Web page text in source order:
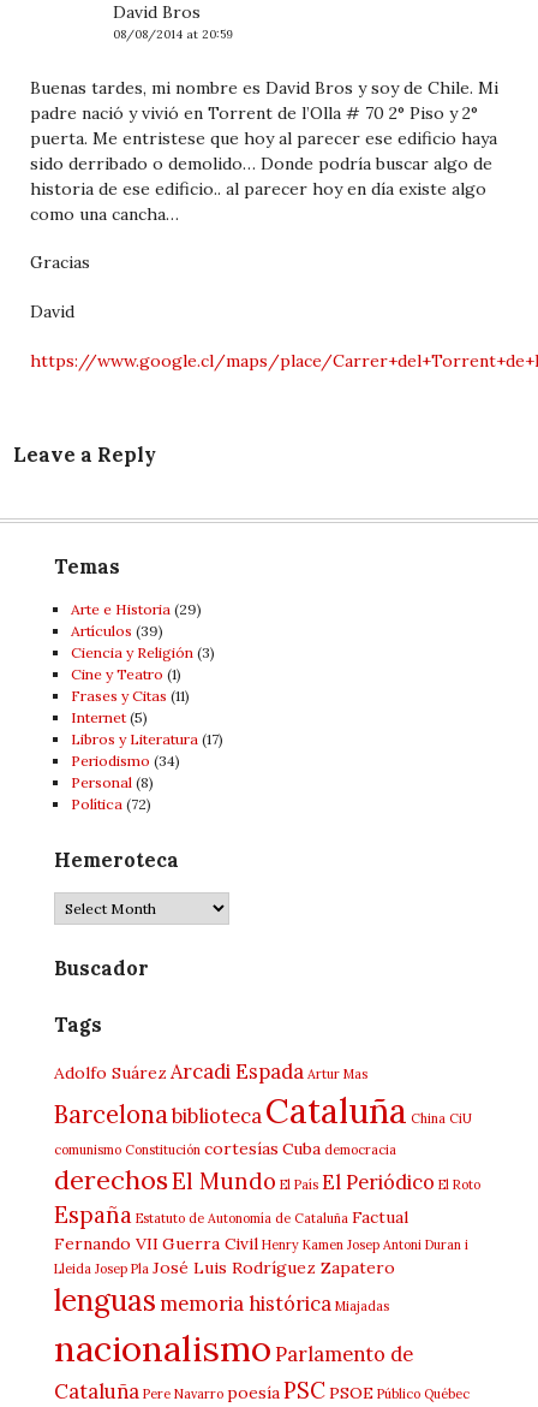
David Bros
08/08/2014 at 20:59
Buenas tardes, mi nombre es David Bros y soy de Chile. Mi
padre nació y vivió en Torrent de l’Olla # 70 2° Piso y 2°
puerta. Me entristese que hoy al parecer ese edificio haya
sido derribado o demolido… Donde podría buscar algo de
historia de ese edificio.. al parecer hoy en día existe algo
como una cancha…
Gracias
David
https://www.google.cl/maps/place/
Leave a Reply
Temas
Arte e Historia(29)
Artí­culos (39)
Ciencia y Religión(3)
Cine y Teatro (1)
Frases y Citas (11)
Internet(5)
Libros y Literatura(17)
Periodismo (34)
Personal(8)
Política(72)
Hemeroteca
Buscador
Tags
Adolfo Suárez Arcadi Espada Artur Mas
Barcelonabiblioteca Cataluña China CiU
comunismo Constitución cortesías Cuba democracia
derechosEl Mundo El País El Periódico El Roto
España Estatuto de Autonomía de Cataluña Factual
Fernando VII Guerra Civil Henry Kamen Josep Antoni Duran i
Lleida Josep Pla José Luis Rodríguez Zapatero
lenguas memoria histórica Miajadas
nacionalismo Parlamento de
Cataluña Pere Navarro poesíaPSCPSOE Público Québec